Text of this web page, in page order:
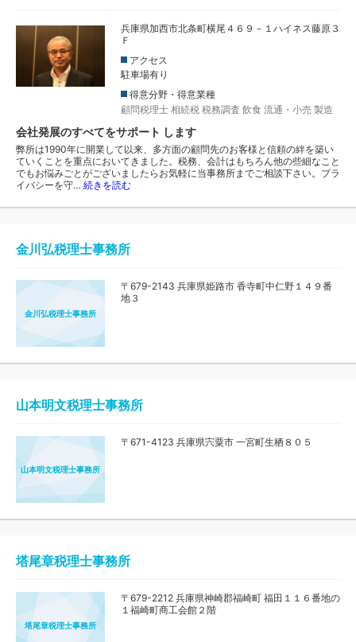
兵庫県加西市北条町横尾４６９－１ハイネス藤原３
Ｆ
アクセス
駐車場有り
得意分野・得意業種
顧問税理士 相続税 税務調査 飲食 流通・小売 製造
会社発展のすべてをサポート します
弊所は1990年に開業して以来、多方面の顧問先のお客様と信頼の絆を築い
ていくことを重点においてきました。税務、会計はもちろん他の些細なこと
でもお悩みごとがございましたらお気軽に当事務所までご相談下さい。プラ
イバシーを守… 続きを読む
金川弘税理士事務所
金川弘税理士事務所
〒679-2143 兵庫県姫路市 香寺町中仁野１４９番
地３
山本明文税理士事務所
山本明文税理士事務所
〒671-4123 兵庫県宍粟市 一宮町生栖８０５
塔尾章税理士事務所
塔尾章税理士事務所
〒679-2212 兵庫県神崎郡福崎町 福田１１６番地の
１福崎町商工会館２階